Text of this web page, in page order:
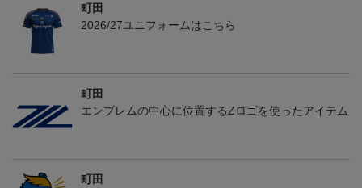
町田
2026/27ユニフォームはこちら
町田
エンブレムの中心に位置するZロゴを使ったアイテム
町田